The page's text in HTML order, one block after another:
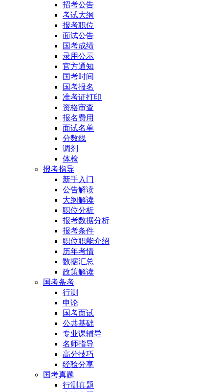
招考公告
考试大纲
报考职位
面试公告
国考成绩
录用公示
官方通知
国考时间
国考报名
准考证打印
资格审查
报名费用
面试名单
分数线
调剂
体检
报考指导
新手入门
公告解读
大纲解读
职位分析
报考数据分析
报考条件
职位职能介绍
历年考情
数据汇总
政策解读
国考备考
行测
申论
国考面试
公共基础
专业课辅导
名师指导
高分技巧
经验分享
国考真题
行测真题